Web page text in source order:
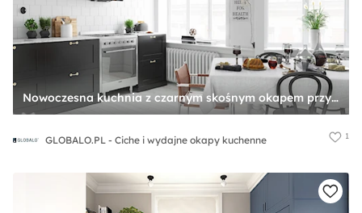
Nowoczesna kuchnia z czarnym skośnym okapem przyściennym certus - zdjęcie od GLOBALO.PL - Ciche i wydajne okapy kuchenne
GLOBALO.PL - Ciche i wydajne okapy kuchenne 1